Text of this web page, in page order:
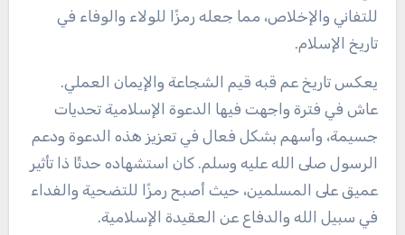
للتفاني والإخلاص، مما جعله رمزًا للولاء والوفاء في
تاريخ الإسلام.
يعكس تاريخ عم قبه قيم الشجاعة والإيمان العملي.
عاش في فترة واجهت فيها الدعوة الإسلامية تحديات
جسيمة، وأسهم بشكل فعال في تعزيز هذه الدعوة ودعم
الرسول صلى الله عليه وسلم. كان استشهاده حدثًا ذا تأثير
عميق على المسلمين، حيث أصبح رمزًا للتضحية والفداء
في سبيل الله والدفاع عن العقيدة الإسلامية.